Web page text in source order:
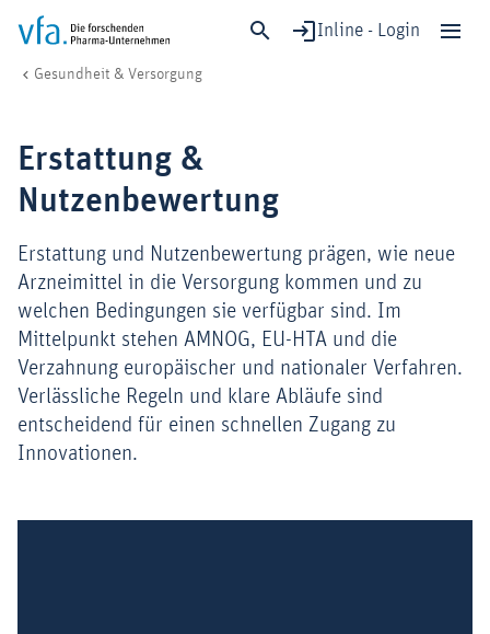
Inline - Login
Forschung & Entwicklung
Gesundheit & Versorgung
Wirtschaft & Standort
Verband & Mitglieder
Mitglied werden!
Medien
Gesundheit & Versorgung
Erstattung &
Nutzenbewertung
Erstattung und Nutzenbewertung prägen, wie neue
Arzneimittel in die Versorgung kommen und zu
welchen Bedingungen sie verfügbar sind. Im
Mittelpunkt stehen AMNOG, EU-HTA und die
Verzahnung europäischer und nationaler Verfahren.
Verlässliche Regeln und klare Abläufe sind
entscheidend für einen schnellen Zugang zu
Innovationen.